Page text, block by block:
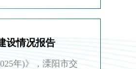
代化水平，结合
设情况报告
年)》，溧阳市交